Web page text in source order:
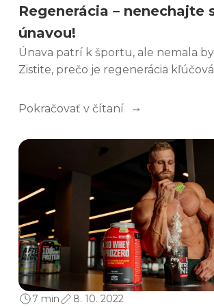
Regenerácia – nenechajte
únavou!
Únava patrí k športu, ale nemala
Zistite, prečo je regenerácia
športový pokrok.
Pokračovať v čítaní
7 min 8. 10. 2022